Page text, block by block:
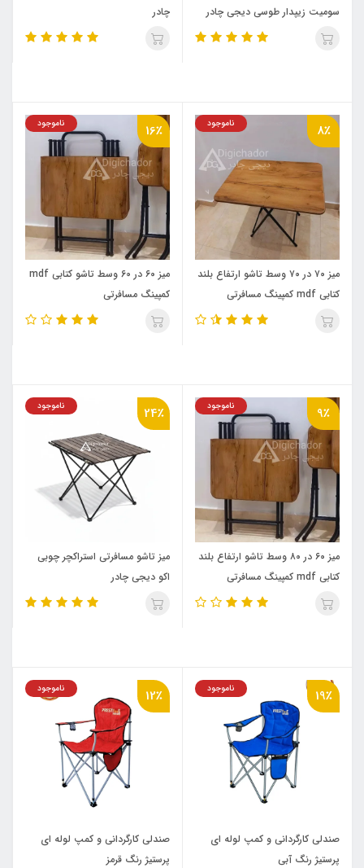
سومیت زیپدار طوسی دیجی چادر
چادر
8٪ ناموجود
میز ۷۰ در ۷۰ وسط تاشو ارتفاع بلند
کتابی mdf کمپینگ مسافرتی
16٪ ناموجود
میز ۶۰ در 60 وسط تاشو کتابی mdf
کمپینگ مسافرتی
9٪ ناموجود
میز ۶۰ در ۸۰ وسط تاشو ارتفاع بلند
کتابی mdf کمپینگ مسافرتی
24٪ ناموجود
میز تاشو مسافرتی استراکچر چوبی
اکو دیجی چادر
19٪ ناموجود
صندلی کارگردانی و کمپ لوله ای
پرستیژ رنگ آبی
12٪ ناموجود
صندلی کارگردانی و کمپ لوله ای
پرستیژ رنگ قرمز